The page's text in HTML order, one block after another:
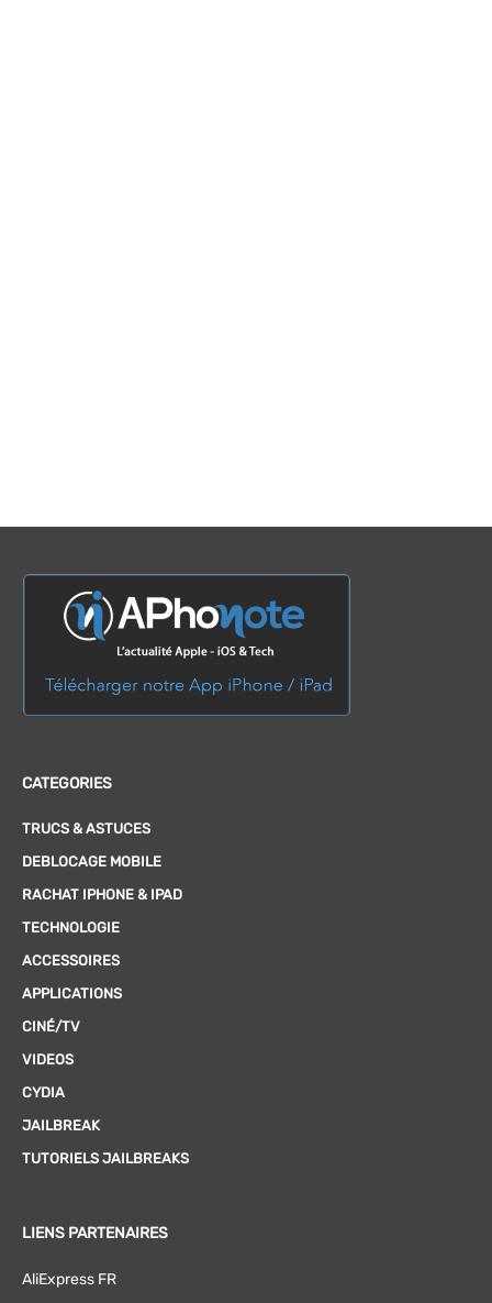
CATEGORIES
TRUCS & ASTUCES
DEBLOCAGE MOBILE
RACHAT IPHONE & IPAD
TECHNOLOGIE
ACCESSOIRES
APPLICATIONS
CINÉ/TV
VIDEOS
CYDIA
JAILBREAK
TUTORIELS JAILBREAKS
LIENS PARTENAIRES
AliExpress FR